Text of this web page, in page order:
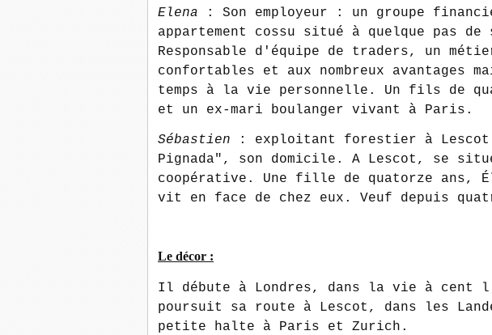
Elena
: Son employeur : un groupe
appartement cossu situé à quelque pas
Responsable d'équipe de traders, un
confortables et aux nombreux avantages
temps à la vie personnelle. Un fils de
et un ex-mari boulanger vivant à Paris.
Sébastien
: exploitant forestier à
Pignada", son domicile. A Lescot , se
coopérative. Une fille de quatorze ans,
vit en face de chez eux. Veuf depuis
Le décor :
Il débute à Londres, dans la vie à cent
poursuit sa route à Lescot, dans les
petite halte à Paris et Zurich.